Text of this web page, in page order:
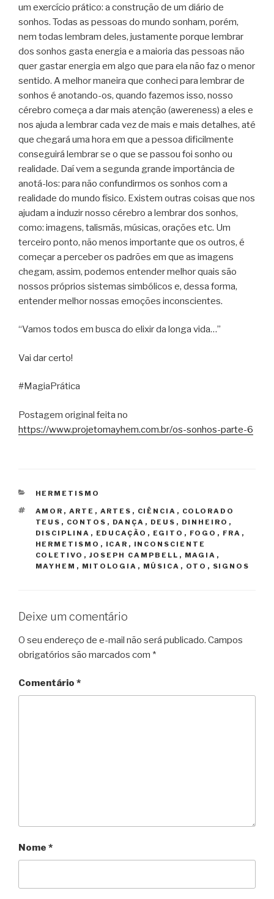
um exercício prático: a construção de um diário de
sonhos. Todas as pessoas do mundo sonham, porém,
nem todas lembram deles, justamente porque lembrar
dos sonhos gasta energia e a maioria das pessoas não
quer gastar energia em algo que para ela não faz o menor
sentido. A melhor maneira que conheci para lembrar de
sonhos é anotando-os, quando fazemos isso, nosso
cérebro começa a dar mais atenção (awereness) a eles e
nos ajuda a lembrar cada vez de mais e mais detalhes, até
que chegará uma hora em que a pessoa dificilmente
conseguirá lembrar se o que se passou foi sonho ou
realidade. Daí vem a segunda grande importância de
anotá-los: para não confundirmos os sonhos com a
realidade do mundo físico. Existem outras coisas que nos
ajudam a induzir nosso cérebro a lembrar dos sonhos,
como: imagens, talismãs, músicas, orações etc. Um
terceiro ponto, não menos importante que os outros, é
começar a perceber os padrões em que as imagens
chegam, assim, podemos entender melhor quais são
nossos próprios sistemas simbólicos e, dessa forma,
entender melhor nossas emoções inconscientes.
“Vamos todos em busca do elixir da longa vida…”
Vai dar certo!
#MagiaPrática
Postagem original feita no
https://www.projetomayhem.com.br/os-sonhos-parte-6
CATEGORIAS
HERMETISMO
TAGS
AMOR , ARTE , ARTES , CIÊNCIA , COLORADO
TEUS , CONTOS , DANÇA , DEUS , DINHEIRO ,
DISCIPLINA , EDUCAÇÃO , EGITO , FOGO , FRA ,
HERMETISMO , ICAR , INCONSCIENTE
COLETIVO , JOSEPH CAMPBELL , MAGIA ,
MAYHEM , MITOLOGIA , MÚSICA , OTO , SIGNOS
Deixe um comentário
O seu endereço de e-mail não será publicado. Campos
obrigatórios são marcados com *
Comentário *
Nome *